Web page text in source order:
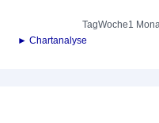
TagWoche1
► Chartanalyse